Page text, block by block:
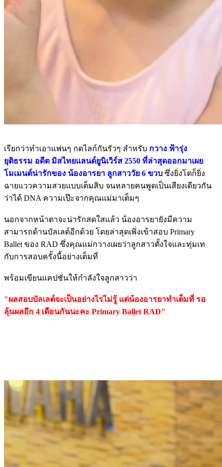
เรียกว่าทำเอาแฟนๆ กดไลก์กันรัวๆ สำหรับ กวาง ฟ้ารุ่ง
ยุติธรรม อดีต มิสไทยแลนด์ยูนิเวิร์ส 2550 ที่ล่าสุดออกมาเผย
โมเมนต์น่ารักของ น้องอารยา ลูกสาววัย 6 ขวบ ซึ่งยิ่งโตก็ยิ่ง
ฉายแววความสวยแบบเต็มสิบ จนหลายคนพูดเป็นเสียงเดียวกัน
ว่าได้ DNA ความเป๊ะจากคุณแม่มาเต็มๆ
นอกจากหน้าตาจะน่ารักสดใสแล้ว น้องอารยายังมีความ
สามารถด้านบัลเลต์อีกด้วย โดยล่าสุดเพิ่งเข้าสอบ Primary
Ballet ของ RAD ซึ่งคุณแม่กวางเผยว่าลูกสาวตั้งใจและทุ่มเท
กับการสอบครั้งนี้อย่างเต็มที่
พร้อมเขียนแคปชั่นให้กำลังใจลูกสาวว่า
"ผลสอบบัลเลต์จะเป็นอย่างไรไม่รู้ แต่น้องอารยาทำเต็มที่ รอ
ลุ้นผลอีก 4 เดือนกันนะคะ Primary Ballet RAD"